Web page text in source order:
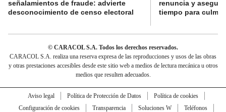
señalamientos de fraude: advierte
desconocimiento de censo electoral
renuncia y
tiempo para
© CARACOL S.A. Todos los derechos reservados.
CARACOL S.A. realiza una reserva expresa de las reproducciones y usos de las obras
y otras prestaciones accesibles desde este sitio web a medios de lectura mecánica u otros
medios que resulten adecuados.
Aviso legal Política de Protección de Datos
Política de cookies
Configuración de cookies
Transparencia Soluciones W
Teléfonos